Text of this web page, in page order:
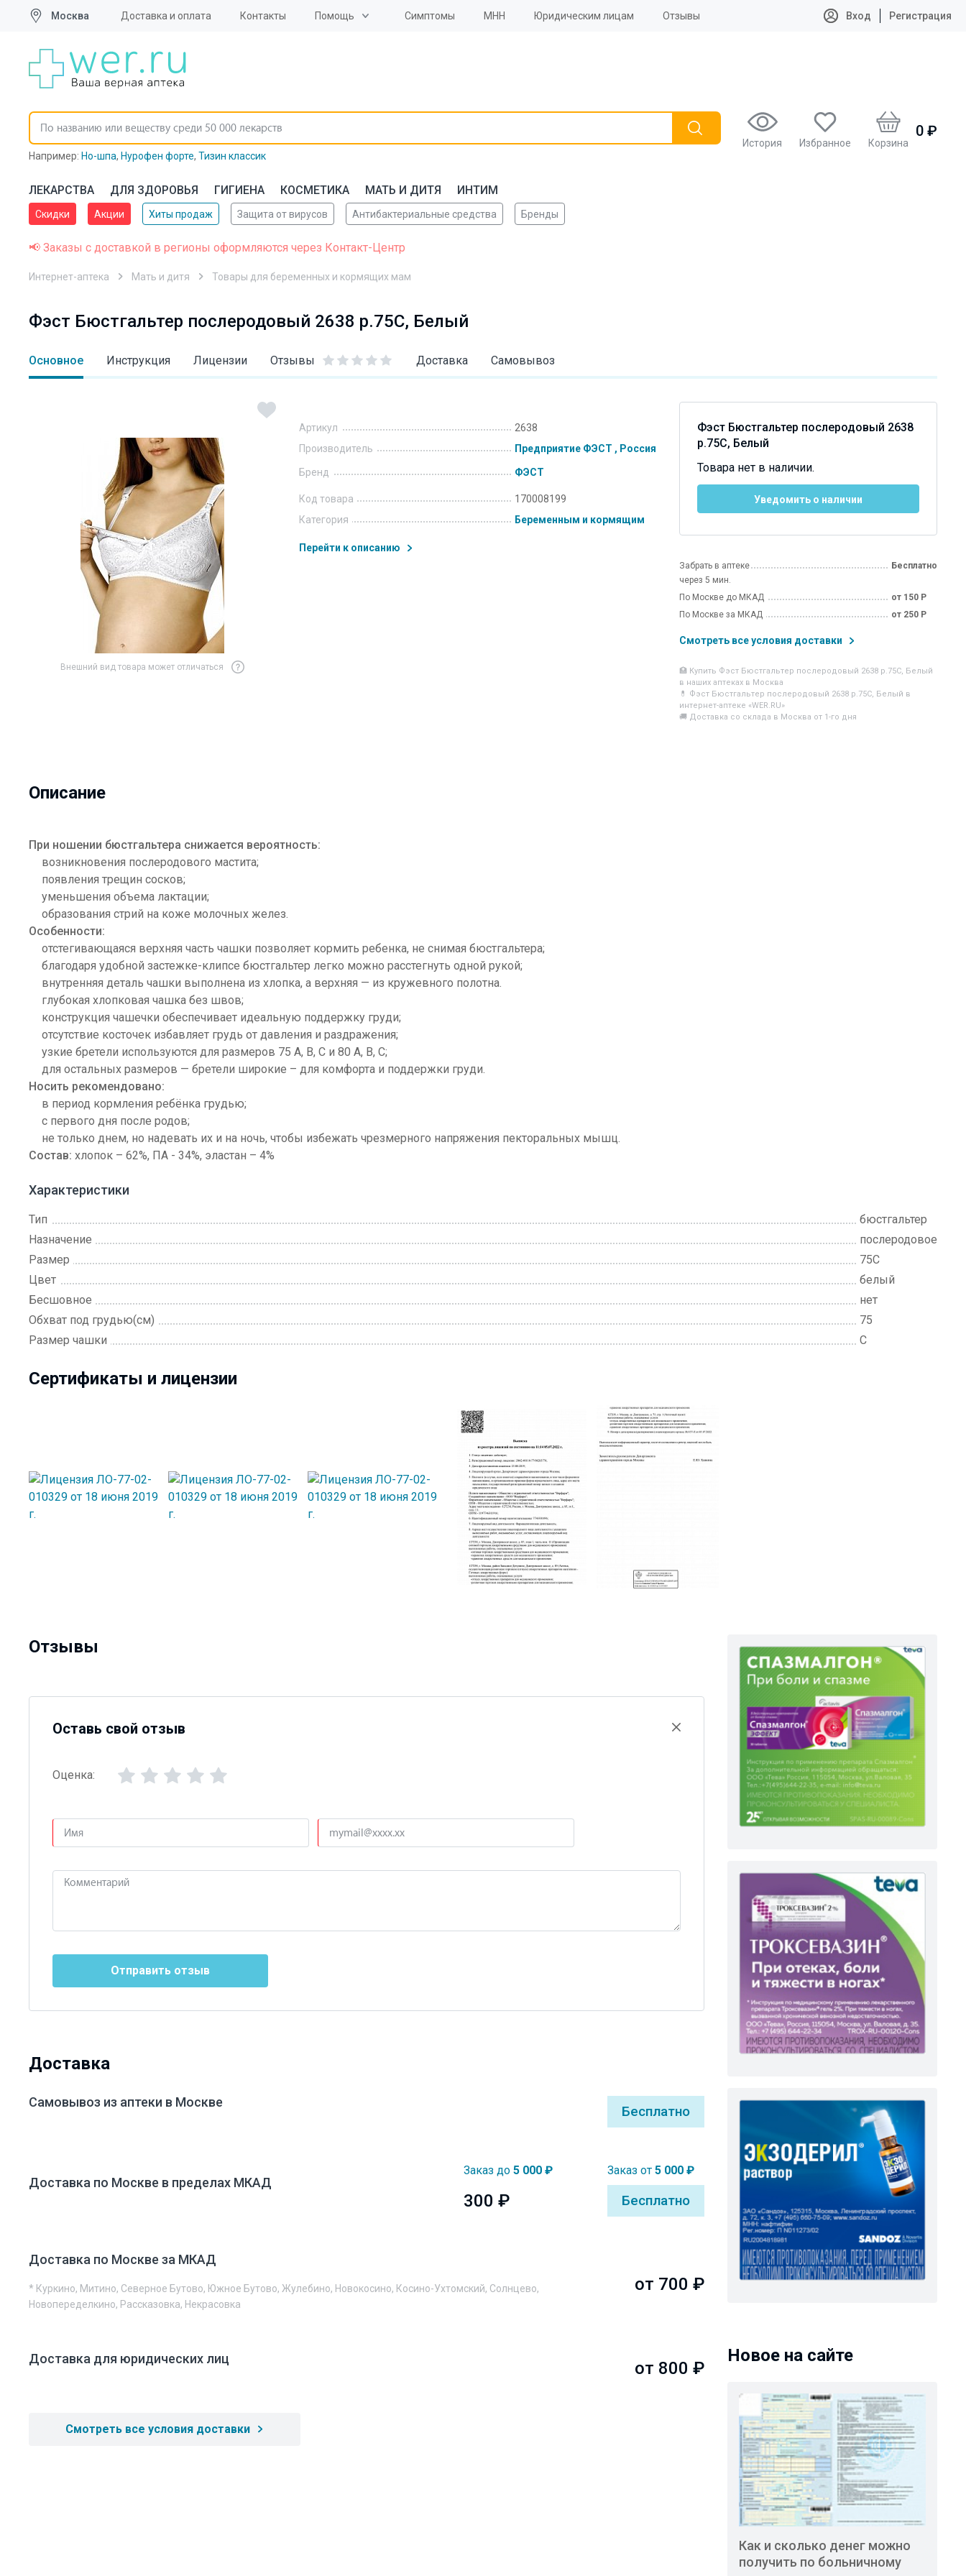
Москва Доставка и оплата Контакты Помощь Симптомы МНН Юридическим лицам Отзывы Вход Регистрация
История Избранное Корзина
0 ₽
Например: Но-шпа, Нурофен форте, Тизин классик
ЛЕКАРСТВА ДЛЯ ЗДОРОВЬЯ ГИГИЕНА КОСМЕТИКА МАТЬ И ДИТЯ ИНТИМ
Скидки Акции Хиты продаж Защита от вирусов Антибактериальные средства Бренды
📢 Заказы с доставкой в регионы оформляются через Контакт-Центр
Интернет-аптека Мать и дитя Товары для беременных и кормящих мам
Фэст Бюстгальтер послеродовый 2638 р.75C, Белый
Основное Инструкция Лицензии Отзывы Доставка Самовывоз
Внешний вид товара может отличаться
Фэст Бюстгальтер послеродовый 2638
р.75C, Белый
Товара нет в наличии.
Уведомить о наличии
Забрать в аптеке
через 5 мин.
Бесплатно
По Москве до МКАД
от 150 Р
По Москве за МКАД
от 250 Р
Смотреть все условия доставки
🏥 Купить Фэст Бюстгальтер послеродовый 2638 р.75C, Белый
в наших аптеках в Москва
💊 Фэст Бюстгальтер послеродовый 2638 р.75C, Белый в
интернет-аптеке «WER.RU»
🚚 Доставка со склада в Москва от 1-го дня
Артикул
2638
Производитель
Предприятие ФЭСТ , Россия
Бренд ФЭСТ
Код товара
170008199
Категория
Беременным и кормящим
Перейти к описанию
Описание
При ношении бюстгальтера снижается вероятность:
возникновения послеродового мастита;
появления трещин сосков;
уменьшения объема лактации;
образования стрий на коже молочных желез.
Особенности:
отстегивающаяся верхняя часть чашки позволяет кормить ребенка, не снимая бюстгальтера;
благодаря удобной застежке-клипсе бюстгальтер легко можно расстегнуть одной рукой;
внутренняя деталь чашки выполнена из хлопка, а верхняя — из кружевного полотна.
глубокая хлопковая чашка без швов;
конструкция чашечки обеспечивает идеальную поддержку груди;
отсутствие косточек избавляет грудь от давления и раздражения;
узкие бретели используются для размеров 75 А, В, С и 80 А, В, С;
для остальных размеров — бретели широкие – для комфорта и поддержки груди.
Носить рекомендовано:
в период кормления ребёнка грудью;
с первого дня после родов;
не только днем, но надевать их и на ночь, чтобы избежать чрезмерного напряжения пекторальных мышц.
Состав: хлопок – 62%, ПА - 34%, эластан – 4%
Характеристики
Тип
бюстгальтер
Назначение
послеродовое
Размер
75C
Цвет
белый
Бесшовное
нет
Обхват под грудью(см)
75
Размер чашки
C
Сертификаты и лицензии
Отзывы
Оставь свой отзыв
Оценка:
Отправить отзыв
Доставка
Самовывоз из аптеки в Москве
Бесплатно
Доставка по Москве в пределах МКАД
Заказ до 5 000 ₽
300 ₽
Заказ от 5 000 ₽
Бесплатно
Доставка по Москве за МКАД
* Куркино, Митино, Северное Бутово, Южное Бутово, Жулебино, Новокосино, Косино-Ухтомский, Солнцево,
Новопеределкино, Рассказовка, Некрасовка
от 700 ₽
Доставка для юридических лиц от 800 ₽
Смотреть все условия доставки
Новое на сайте
Как и сколько денег можно
получить по больничному